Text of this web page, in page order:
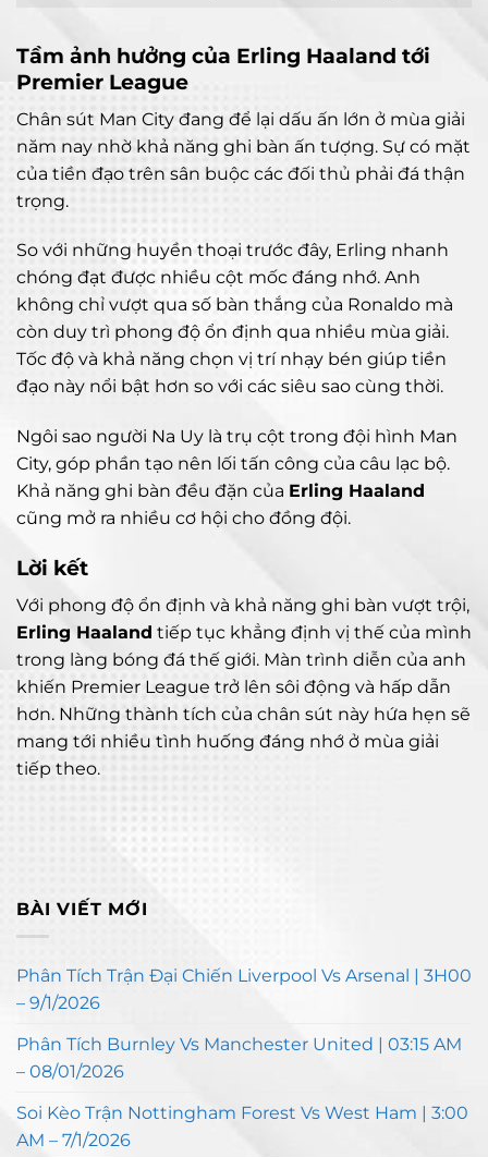
Tầm ảnh hưởng của Erling Haaland tới
Premier League
Chân sút Man City đang để lại dấu ấn lớn ở mùa giải
năm nay nhờ khả năng ghi bàn ấn tượng. Sự có mặt
của tiền đạo trên sân buộc các đối thủ phải đá thận
trọng.
So với những huyền thoại trước đây, Erling nhanh
chóng đạt được nhiều cột mốc đáng nhớ. Anh
không chỉ vượt qua số bàn thắng của Ronaldo mà
còn duy trì phong độ ổn định qua nhiều mùa giải.
Tốc độ và khả năng chọn vị trí nhạy bén giúp tiền
đạo này nổi bật hơn so với các siêu sao cùng thời.
Ngôi sao người Na Uy là trụ cột trong đội hình Man
City, góp phần tạo nên lối tấn công của câu lạc bộ.
Khả năng ghi bàn đều đặn của Erling Haaland
cũng mở ra nhiều cơ hội cho đồng đội.
Lời kết
Với phong độ ổn định và khả năng ghi bàn vượt trội,
Erling Haaland tiếp tục khẳng định vị thế của mình
trong làng bóng đá thế giới. Màn trình diễn của anh
khiến Premier League trở lên sôi động và hấp dẫn
hơn. Những thành tích của chân sút này hứa hẹn sẽ
mang tới nhiều tình huống đáng nhớ ở mùa giải
tiếp theo.
BÀI VIẾT MỚI
Phân Tích Trận Đại Chiến Liverpool Vs Arsenal | 3H00
– 9/1/2026
Phân Tích Burnley Vs Manchester United | 03:15 AM
– 08/01/2026
Soi Kèo Trận Nottingham Forest Vs West Ham | 3:00
AM – 7/1/2026